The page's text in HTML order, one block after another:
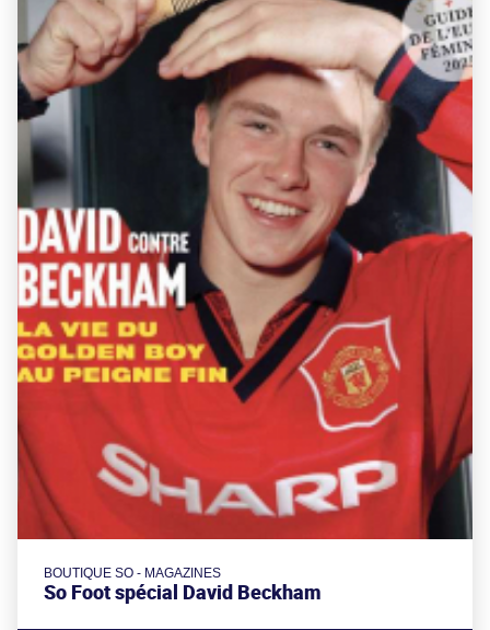
BOUTIQUE SO - MAGAZINES
So Foot spécial David Beckham